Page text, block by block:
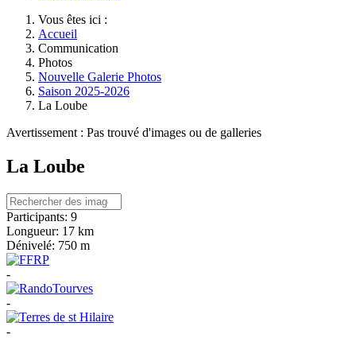
Vous êtes ici :
Accueil
Communication
Photos
Nouvelle Galerie Photos
Saison 2025-2026
La Loube
Avertissement : Pas trouvé d'images ou de galleries
La Loube
Participants: 9
Longueur: 17 km
Dénivelé: 750 m
-
-
-